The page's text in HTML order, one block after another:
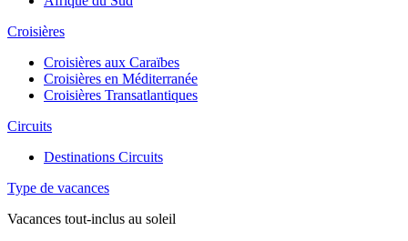
Croisières
Croisières aux Caraïbes
Croisières en Méditerranée
Croisières Transatlantiques
Circuits
Destinations Circuits
Type de vacances
Vacances tout-inclus au soleil